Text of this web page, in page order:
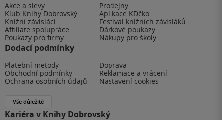
Akce a slevy
Prodejny
Klub Knihy Dobrovský
Aplikace KDčko
Knižní závisláci
Festival knižních závisláků
Affiliate spolupráce
Dárkové poukazy
Poukazy pro firmy
Nákupy pro školy
Dodací podmínky
Platební metody
Doprava
Obchodní podmínky
Reklamace a vrácení
Ochrana osobních údajů
Nastavení cookies
Vše důležité
Kariéra v Knihy Dobrovský